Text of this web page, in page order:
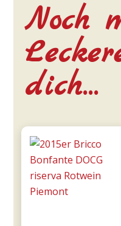
Noch
dich…